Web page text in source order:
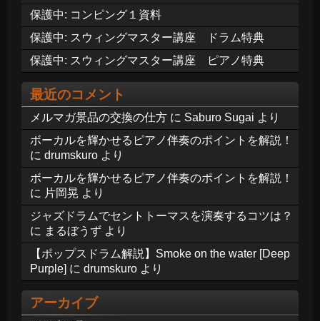
保護中: コンピング１資料
保護中: スウィングマスター講座 ドラム特典
保護中: スウィングマスター講座 ピアノ特典
最近のコメント
メルマガ景品の交換の仕方 に Saburo Sugai より
ボーカルを輝かせるピアノ伴奏のポイントを解説！
に drumskuro より
ボーカルを輝かせるピアノ伴奏のポイントを解説！
に 片岡晃 より
ジャズドラムでセントトーマスを演奏するコツは？
に まるぼうず より
【ポップスドラム解説】Smoke on the water [Deep
Purple] に drumskuro より
アーカイブ